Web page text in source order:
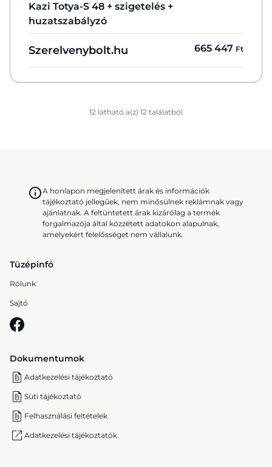
Kazi Totya-S 48 + szigetelés +
huzatszabályzó
Szerelvenybolt.hu 665 447 Ft
12 látható a(z) 12 találatból
A honlapon megjelenített árak és információk
tájékoztató jellegűek, nem minősülnek reklámnak vagy
ajánlatnak. A feltüntetett árak kizárólag a termék
forgalmazója által közzétett adatokon alapulnak,
amelyekért felelősséget nem vállalunk.
Tüzépinfó
Rólunk
Sajtó
Dokumentumok
Adatkezelési tájékoztató
Süti tájékoztató
Felhasználási feltételek
Adatkezelési tájékoztatók